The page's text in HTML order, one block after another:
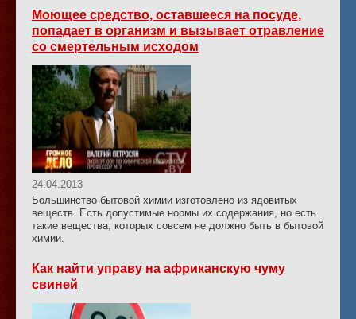
Моющее средство, оставшееся на посуде,
попадает в организм и вызывает отравление
со смертельным исходом
24.04.2013
Большинство бытовой химии изготовлено из ядовитых
веществ. Есть допустимые нормы их содержания, но есть
такие вещества, которых совсем не должно быть в бытовой
химии.
Как найти управу на африканскую чуму
свиней